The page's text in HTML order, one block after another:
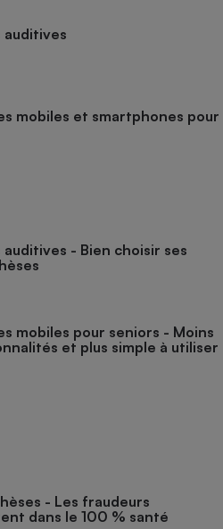
auditives
mobiles et smartphones pour
auditives - Bien choisir ses
mobiles pour seniors - Moins
et plus simple à utiliser
- Les fraudeurs
dans le 100 % santé